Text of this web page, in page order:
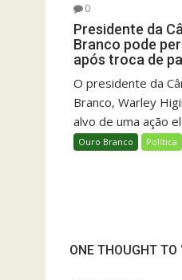
0
Presidente da
Branco pode
após troca de
O presidente da
Branco, Warley
alvo de uma ação
Ouro Branco Política
ONE THOUGHT TO